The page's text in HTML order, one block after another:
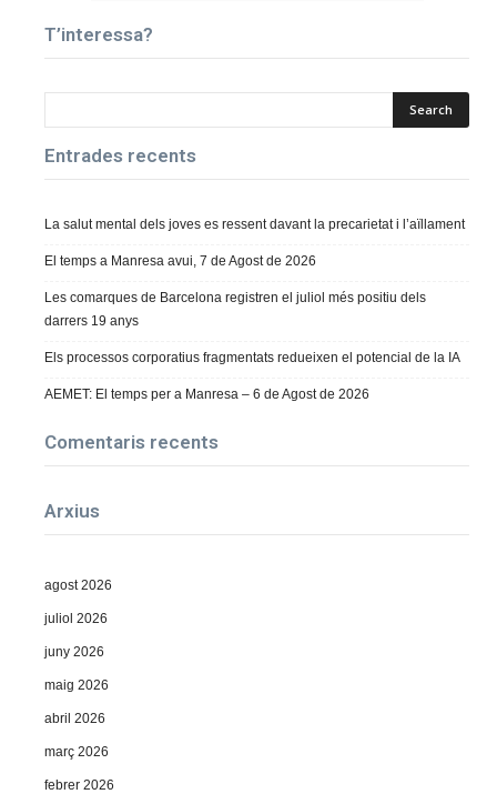
T’interessa?
Entrades recents
La salut mental dels joves es ressent davant la precarietat i l’aïllament
El temps a Manresa avui, 7 de Agost de 2026
Les comarques de Barcelona registren el juliol més positiu dels
darrers 19 anys
Els processos corporatius fragmentats redueixen el potencial de la IA
AEMET: El temps per a Manresa – 6 de Agost de 2026
Comentaris recents
Arxius
agost 2026
juliol 2026
juny 2026
maig 2026
abril 2026
març 2026
febrer 2026